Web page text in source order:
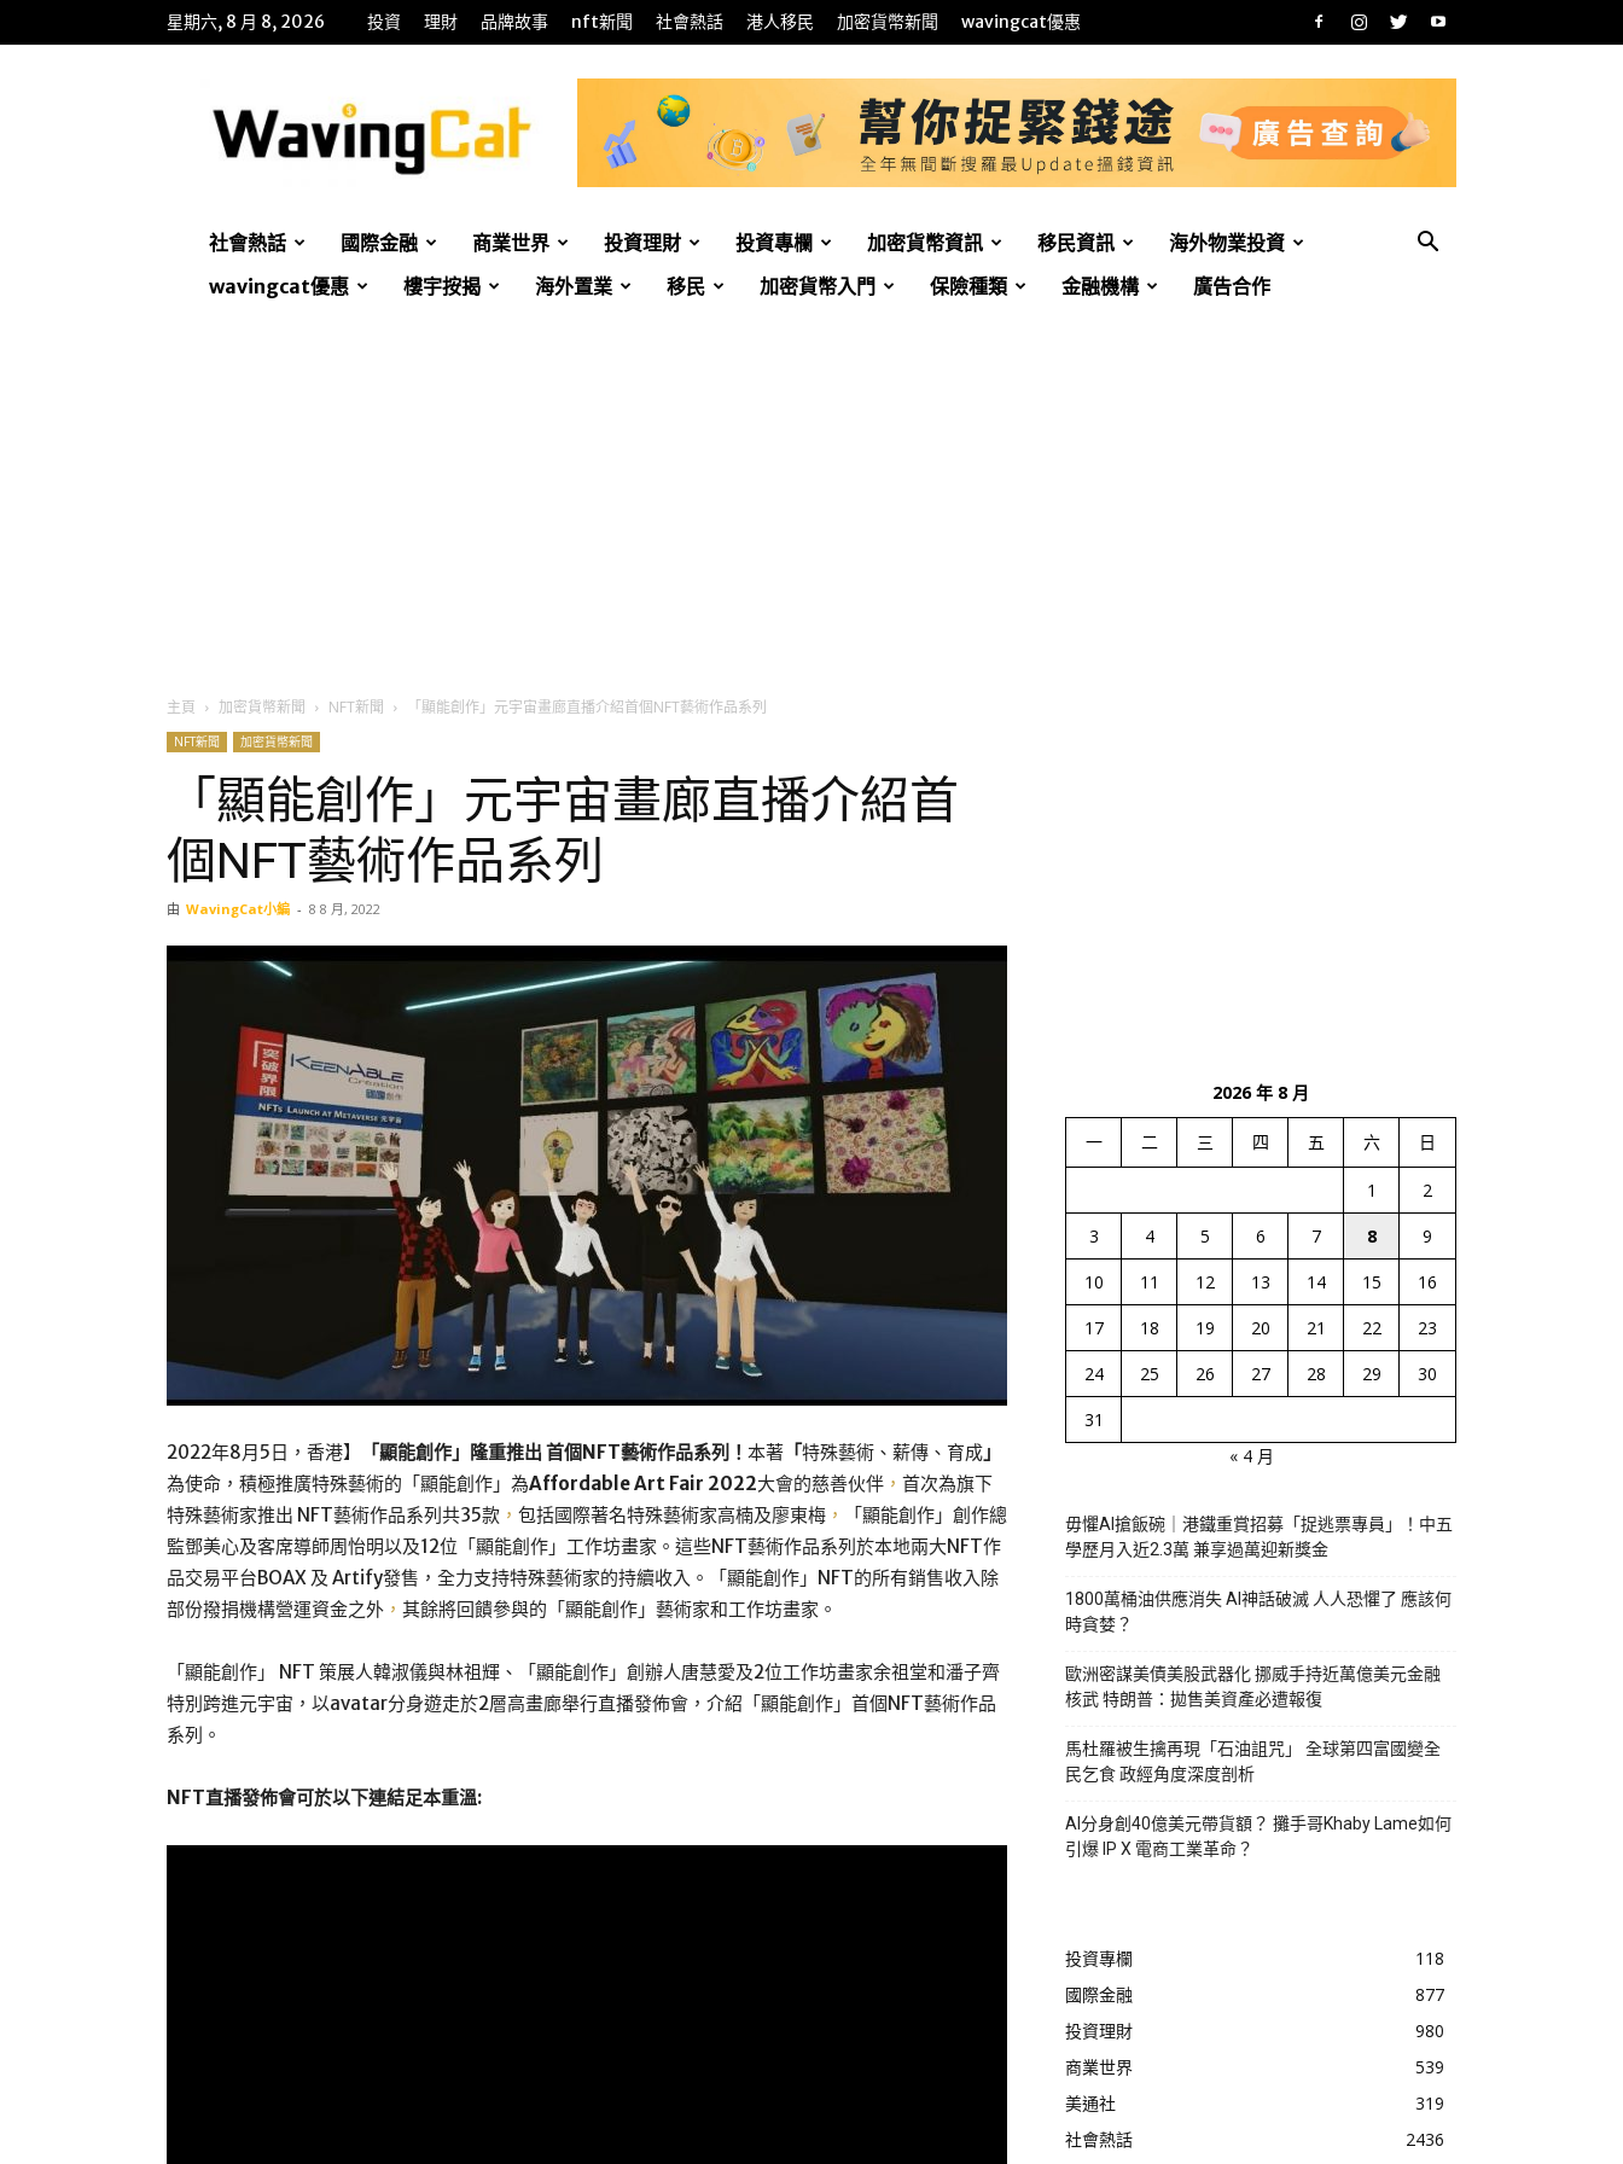
星期六, 8 月 8, 2026 投資 理財 品牌故事 nft新聞 社會熱話 港人移民 加密貨幣新聞 wavingcat優惠
招
財
貓
社會熱話 國際金融 商業世界 投資理財 投資專欄 加密貨幣資訊 移民資訊
海外物業投資
wavingcat優惠
樓宇按揭 海外置業 移民 加密貨幣入門 保險種類 金融機構 廣告合作
主頁 加密貨幣新聞 NFT新聞 「顯能創作」元宇宙畫廊直播介紹首個NFT藝術作品系列
NFT新聞 加密貨幣新聞
「顯能創作」元宇宙畫廊直播介紹首
個NFT藝術作品系列
由 WavingCat小編 - 8 8 月, 2022
2022年8月5日，香港】 「顯能創作」隆重推出 首個NFT藝術作品系列！ 本著 「特殊藝術、薪傳、育成 」
為使命，積極推廣特殊藝術的「顯能創作」為Affordable Art Fair 2022大會的慈善伙伴 ， 首次為旗下
特殊藝術家推出 NFT藝術作品系列共35款 ， 包括國際著名特殊藝術家高楠及廖東梅 ，
「顯能創作」創作總
監鄧美心及客席導師周怡明以及12位「顯能創作」工作坊畫家。這些NFT藝術作品系列於本地兩大NFT作
品交易平台BOAX 及 Artify發售，全力支持特殊藝術家的持續收入。「顯能創作」NFT的所有銷售收入除
部份撥捐機構營運資金之外 ， 其餘將回饋參與的「顯能創作」藝術家和工作坊畫家。
「顯能創作」 NFT 策展人韓淑儀與林祖輝、「顯能創作」創辦人唐慧愛及2位工作坊畫家余祖堂和潘子齊
特別跨進元宇宙，以avatar分身遊走於2層高畫廊舉行直播發佈會，介紹「顯能創作」首個NFT藝術作品
系列。
NFT直播發佈會可於以下連結足本重溫:
2026 年 8 月
一 二 三 四 五 六 日
1
2
3
4 5 6 7 8
9
10
11 12 13 14 15
16
17
18 19 20 21 22
23
24
25 26 27 28 29
30
31
« 4 月
毋懼AI搶飯碗｜港鐵重賞招募「捉逃票專員」！中五
學歷月入近2.3萬 兼享過萬迎新獎金
1800萬桶油供應消失 AI神話破滅 人人恐懼了 應該何
時貪婪？
歐洲密謀美債美股武器化 挪威手持近萬億美元金融
核武 特朗普：拋售美資產必遭報復
馬杜羅被生擒再現「石油詛咒」 全球第四富國變全
民乞食 政經角度深度剖析
AI分身創40億美元帶貨額？ 攤手哥Khaby Lame如何
引爆 IP X 電商工業革命？
投資專欄
118
國際金融
877
投資理財
980
商業世界
539
美通社
319
社會熱話
2436